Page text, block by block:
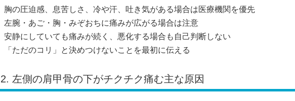
胸の圧迫感、息苦しさ、冷や汗、吐き気がある場合は医療機関を優先
左腕・あご・胸・みぞおちに痛みが広がる場合は注意
安静にしていても痛みが続く、悪化する場合も自己判断しない
「ただのコリ」と決めつけないことを最初に伝える
2. 左側の肩甲骨の下がチクチク痛む主な原因